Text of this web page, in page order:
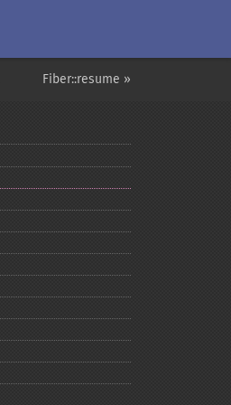
Fiber::resume »